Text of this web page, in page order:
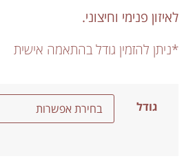
לאיזון פנימי וחיצוני.
*ניתן להזמין גודל בהתאמה אישית
גודל